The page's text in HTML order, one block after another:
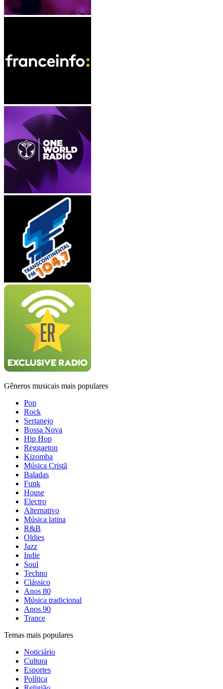
Gêneros musicais mais populares
Pop
Rock
Sertanejo
Bossa Nova
Hip Hop
Reggaeton
Kizomba
Música Cristã
Baladas
Funk
House
Electro
Alternativo
Música latina
R&B
Oldies
Jazz
Indie
Soul
Techno
Clássico
Anos 80
Música tradicional
Anos 90
Trance
Temas mais populares
Noticiário
Cultura
Esportes
Política